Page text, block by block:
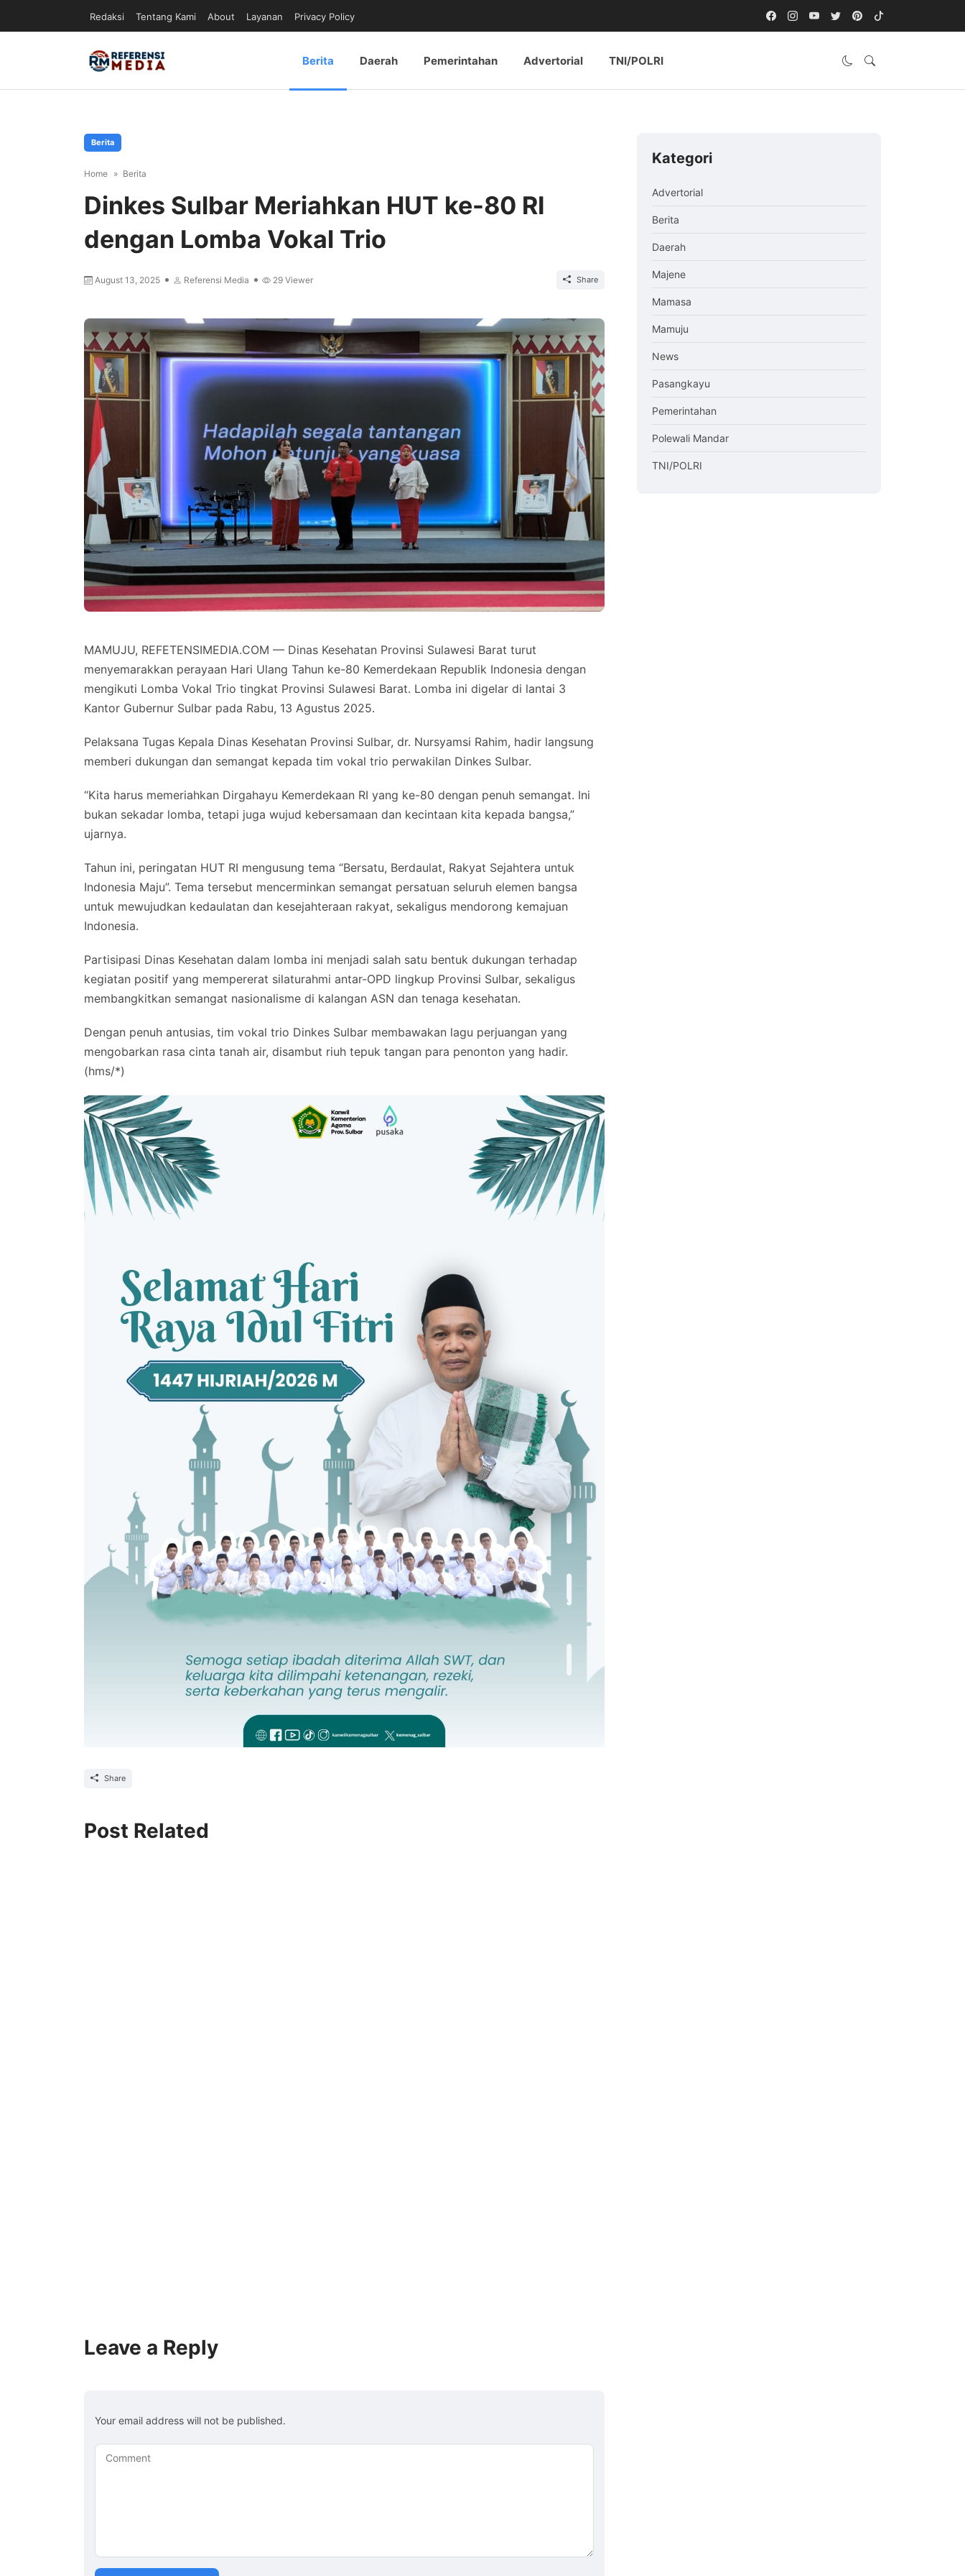
Redaksi Tentang Kami About Layanan Privacy Policy
Berita Daerah Pemerintahan Advertorial TNI/POLRI
Berita
Home Berita
Dinkes Sulbar Meriahkan HUT ke-80 RI
dengan Lomba Vokal Trio
August 13, 2025 Referensi Media 29 Viewer Share
MAMUJU, REFETENSIMEDIA.COM — Dinas Kesehatan Provinsi Sulawesi Barat turut
menyemarakkan perayaan Hari Ulang Tahun ke-80 Kemerdekaan Republik Indonesia dengan
mengikuti Lomba Vokal Trio tingkat Provinsi Sulawesi Barat. Lomba ini digelar di lantai 3
Kantor Gubernur Sulbar pada Rabu, 13 Agustus 2025.
Pelaksana Tugas Kepala Dinas Kesehatan Provinsi Sulbar, dr. Nursyamsi Rahim, hadir langsung
memberi dukungan dan semangat kepada tim vokal trio perwakilan Dinkes Sulbar.
“Kita harus memeriahkan Dirgahayu Kemerdekaan RI yang ke-80 dengan penuh semangat. Ini
bukan sekadar lomba, tetapi juga wujud kebersamaan dan kecintaan kita kepada bangsa,”
ujarnya.
Tahun ini, peringatan HUT RI mengusung tema “Bersatu, Berdaulat, Rakyat Sejahtera untuk
Indonesia Maju”. Tema tersebut mencerminkan semangat persatuan seluruh elemen bangsa
untuk mewujudkan kedaulatan dan kesejahteraan rakyat, sekaligus mendorong kemajuan
Indonesia.
Partisipasi Dinas Kesehatan dalam lomba ini menjadi salah satu bentuk dukungan terhadap
kegiatan positif yang mempererat silaturahmi antar-OPD lingkup Provinsi Sulbar, sekaligus
membangkitkan semangat nasionalisme di kalangan ASN dan tenaga kesehatan.
Dengan penuh antusias, tim vokal trio Dinkes Sulbar membawakan lagu perjuangan yang
mengobarkan rasa cinta tanah air, disambut riuh tepuk tangan para penonton yang hadir.
(hms/*)
Share
Post Related
Leave a Reply
Your email address will not be published.
Comment
Kategori
Advertorial
Berita
Daerah
Majene
Mamasa
Mamuju
News
Pasangkayu
Pemerintahan
Polewali Mandar
TNI/POLRI